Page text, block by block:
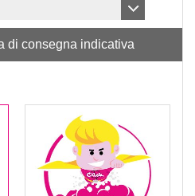
di consegna indicativa